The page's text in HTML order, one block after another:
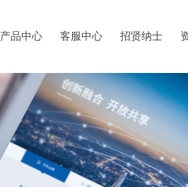
产品中心 客服中心 招贤纳士